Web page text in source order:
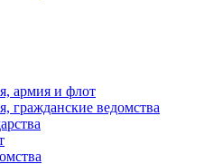
армия и флот
гражданские ведомства